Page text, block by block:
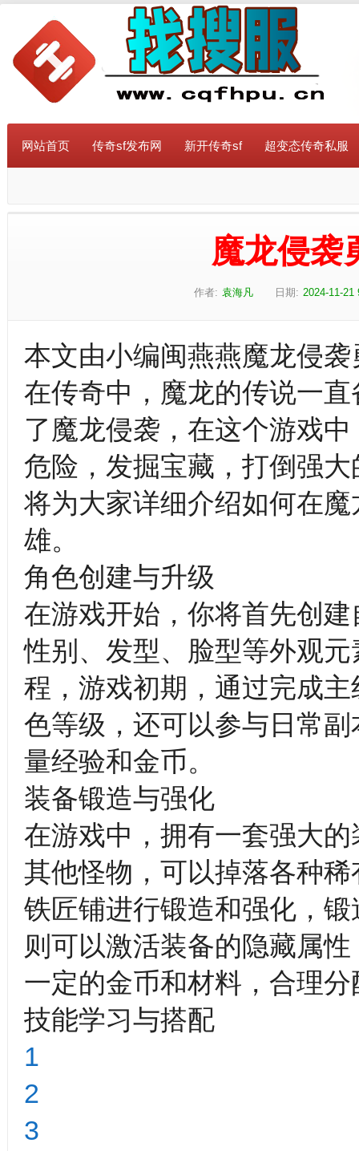
网站首页 传奇sf发布网 新开传奇sf 超变态传奇私服
魔龙侵袭
作者: 袁海凡 日期: 2024-11-21
本文由小编闽燕燕魔龙侵
在传奇中，魔龙的传说一
了魔龙侵袭，在这个游戏
危险，发掘宝藏，打倒强
将为大家详细介绍如何在
雄。
角色创建与升级
在游戏开始，你将首先创
性别、发型、脸型等外观
程，游戏初期，通过完成
色等级，还可以参与日常
量经验和金币。
装备锻造与强化
在游戏中，拥有一套强大
其他怪物，可以掉落各种
铁匠铺进行锻造和强化，
则可以激活装备的隐藏属
一定的金币和材料，合理
技能学习与搭配
1
2
3